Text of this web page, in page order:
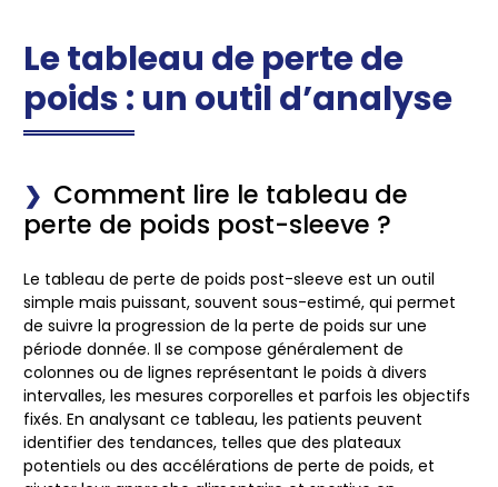
Le tableau de perte de
poids : un outil d’analyse
Comment lire le tableau de
perte de poids post-sleeve ?
Le tableau de perte de poids post-sleeve est un outil
simple mais puissant, souvent sous-estimé, qui permet
de suivre la progression de la perte de poids sur une
période donnée. Il se compose généralement de
colonnes ou de lignes représentant le poids à divers
intervalles, les mesures corporelles et parfois les objectifs
fixés. En analysant ce tableau, les patients peuvent
identifier des tendances, telles que des plateaux
potentiels ou des accélérations de perte de poids, et